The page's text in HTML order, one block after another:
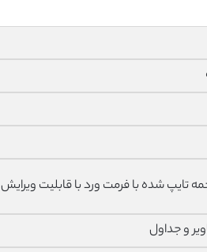
تایپ شده با فرمت ورد با قابلیت ویرایش
و جداول